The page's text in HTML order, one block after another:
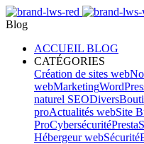
Blog
ACCUEIL BLOG
CATÉGORIES
Création de sites web
webMarketing
naturel SEODivers
proActualités webSite
ProCybersécurité
Hébergeur webSécurité